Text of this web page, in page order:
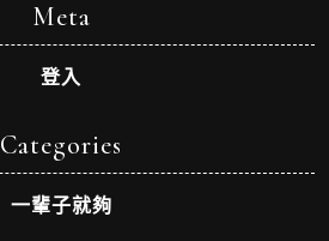
Meta
登入
Categories
一輩子就夠